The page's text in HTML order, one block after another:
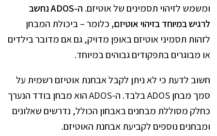
ומשמש לזיהוי תסמינים של אוטיזם.
ה-ADOS נחשב
לרגיש במיוחד בזיהוי אוטיזם, כלומר – ביכולת המבחן
לזהות תסמיני אוטיזם באופן מדויק, גם אם מדובר בילדים
או מבוגרים בתפקודים גבוהים במיוחד.
חשוב לדעת כי לא ניתן לקבל אבחנת אוטיזם רשמית על
סמך מבחן ADOS בלבד. ה-ADOS הוא מבחן בודד הנערך
כחלק מסוללת מבחנים באבחון הכולל, נדרשים שאלונים
ומבחנים נוספים לקביעת אבחנת האוטיזם.